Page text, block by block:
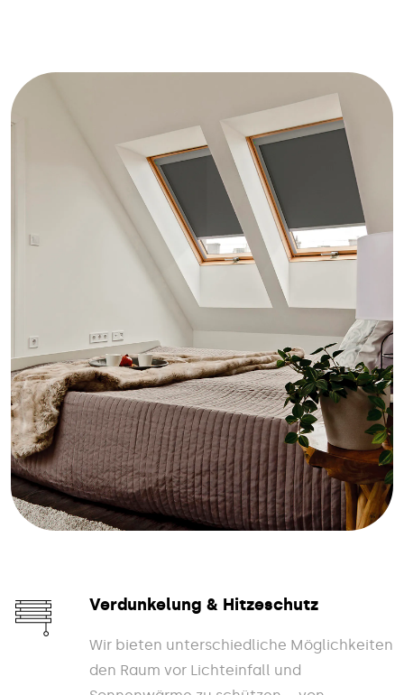
Verdunkelung & Hitzeschutz
Wir bieten unterschiedliche Möglichkeiten
den Raum vor Lichteinfall und